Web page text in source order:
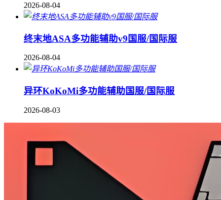
2026-08-04
终末地ASA多功能辅助v9国服/国际服
2026-08-04
异环KoKoMi多功能辅助国服/国际服
2026-08-03